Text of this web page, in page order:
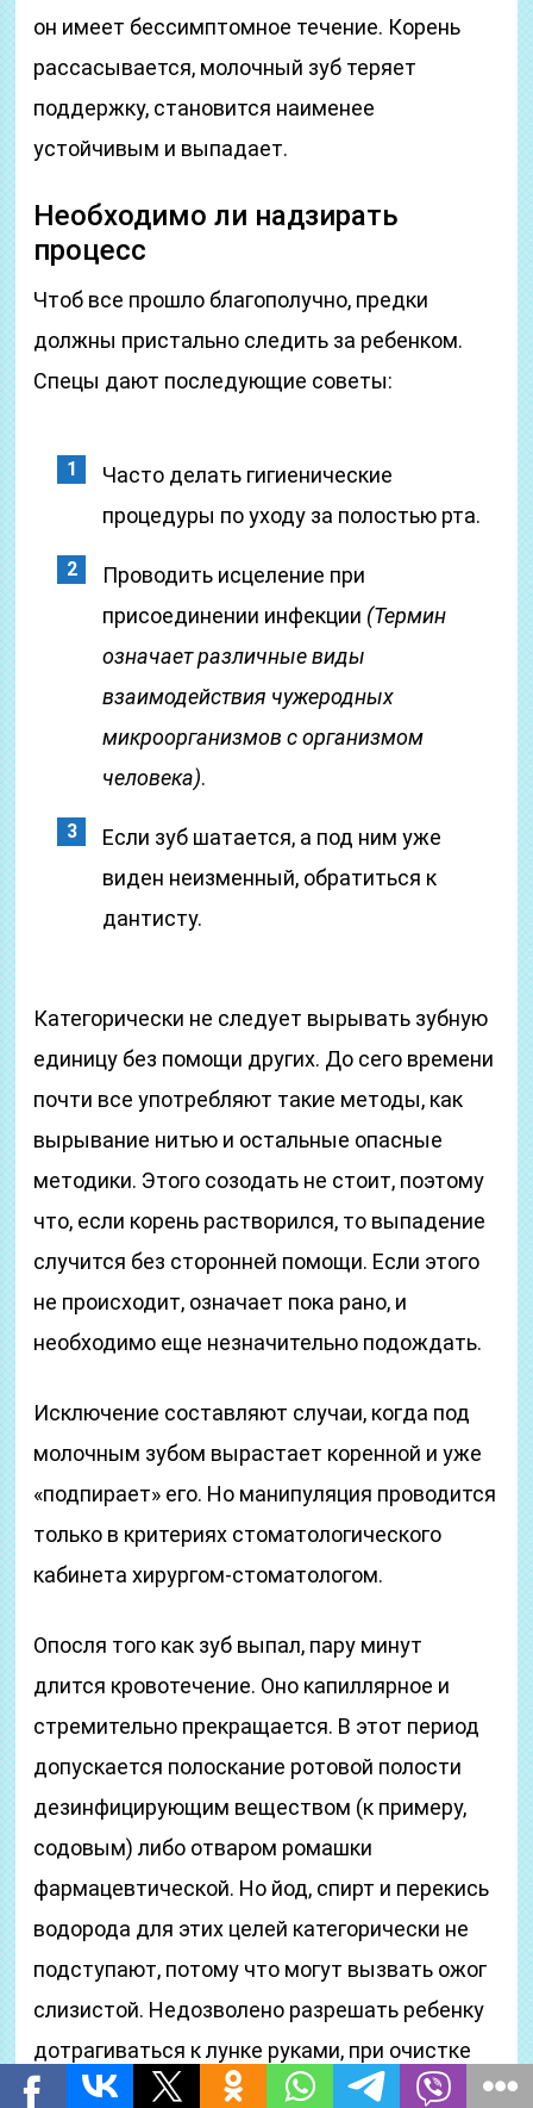
он имеет бессимптомное течение. Корень
рассасывается, молочный зуб теряет
поддержку, становится наименее
устойчивым и выпадает.
Необходимо ли надзирать
процесс
Чтоб все прошло благополучно, предки
должны пристально следить за ребенком.
Спецы дают последующие советы:
Часто делать гигиенические
процедуры по уходу за полостью рта.
Проводить исцеление при
присоединении инфекции (Термин
означает различные виды
взаимодействия чужеродных
микроорганизмов с организмом
человека).
Если зуб шатается, а под ним уже
виден неизменный, обратиться к
дантисту.
Категорически не следует вырывать зубную
единицу без помощи других. До сего времени
почти все употребляют такие методы, как
вырывание нитью и остальные опасные
методики. Этого созодать не стоит, поэтому
что, если корень растворился, то выпадение
случится без сторонней помощи. Если этого
не происходит, означает пока рано, и
необходимо еще незначительно подождать.
Исключение составляют случаи, когда под
молочным зубом вырастает коренной и уже
«подпирает» его. Но манипуляция проводится
только в критериях стоматологического
кабинета хирургом-стоматологом.
Опосля того как зуб выпал, пару минут
длится кровотечение. Оно капиллярное и
стремительно прекращается. В этот период
допускается полоскание ротовой полости
дезинфицирующим веществом (к примеру,
содовым) либо отваром ромашки
фармацевтической. Но йод, спирт и перекись
водорода для этих целей категорически не
подступают, потому что могут вызвать ожог
слизистой. Недозволено разрешать ребенку
дотрагиваться к лунке руками, при очистке
зубов стараться не дотрагиваться до нее. В